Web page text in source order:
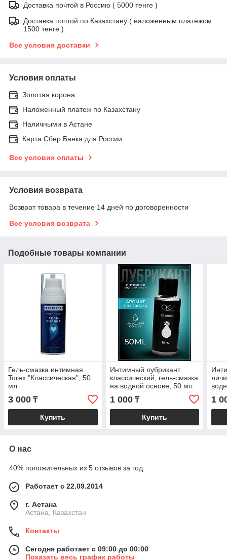
Доставка почтой в Россию ( 5000 тенге )
Доставка почтой по Казахстану ( наложенным платежом
1500 тенге )
Все условия доставки
Условия оплаты
Золотая корона
Наложенный платеж по Казахстану
Наличными в Астане
Карта Сбер Банка для России
Все условия оплаты
Условия возврата
Возврат товара в течение 14 дней по договоренности
Все условия возврата
Подобные товары компании
Гель-смазка интимная
Torex "Классическая", 50
мл
3 000 ₸
Купить
Интимный лубрикант
классический, гель-смазка
на водной основе, 50 мл
Оки-Чпоки
1 000₸
Купить
1
О нас
40% положительных из 5 отзывов за год
Работает с 22.09.2014
г. Астана
Астана, Казахстан
Контакты
Сегодня работает с 09:00 до 00:00
Показать весь график работы